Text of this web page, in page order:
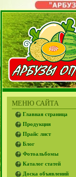
МЕНЮ САЙТА
Главная страница
Продукция
Прайс лист
Блог
Фотоальбомы
Каталог статей
Доска объявлений